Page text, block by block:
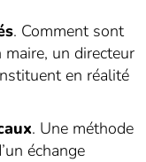
. Comment sont
un directeur
en réalité
. Une méthode
échange